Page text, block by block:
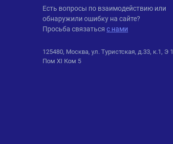
ANDPRO
Есть вопросы по взаимодействию или
обнаружили ошибку на сайте?
Просьба связаться с нами
125480, Москва, ул. Туристская, д.33, к.1, Э 1
Пом XI Ком 5